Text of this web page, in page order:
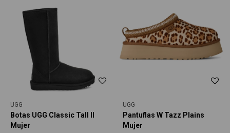
UGG
Botas UGG Classic Tall II
Mujer
UGG
Pantuflas W Tazz Plains
Mujer